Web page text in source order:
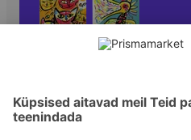
Pliiatsid ja kirjutusvahendid